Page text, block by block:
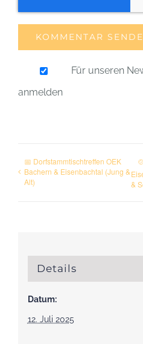
Für unseren
anmelden
📅 Dorfstammtischtreffen OEK
Bachern & Eisenbachtal (Jung &
Alt)
&
Details
Datum:
12. Juli 2025